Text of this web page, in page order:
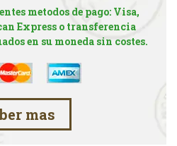
metodos de pago: Visa,
Express o transferencia
en su moneda sin costes.
mas